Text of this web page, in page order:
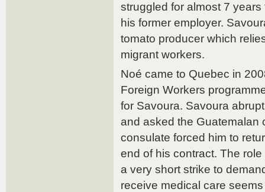
struggled for almost 7
his former employer.
tomato producer which
migrant workers.
Noé came to Quebec in
Foreign Workers
for Savoura. Savoura
and asked the Guatemalan
consulate forced him to
end of his contract. The
a very short strike to
receive medical care